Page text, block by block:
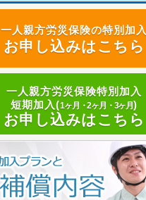
一人親方労災保険の特別加入
お申し込みはこちら
一人親方労災保険特別加入
短期加入(1ヶ月・2ヶ月・3ヶ月)
お申し込みはこちら